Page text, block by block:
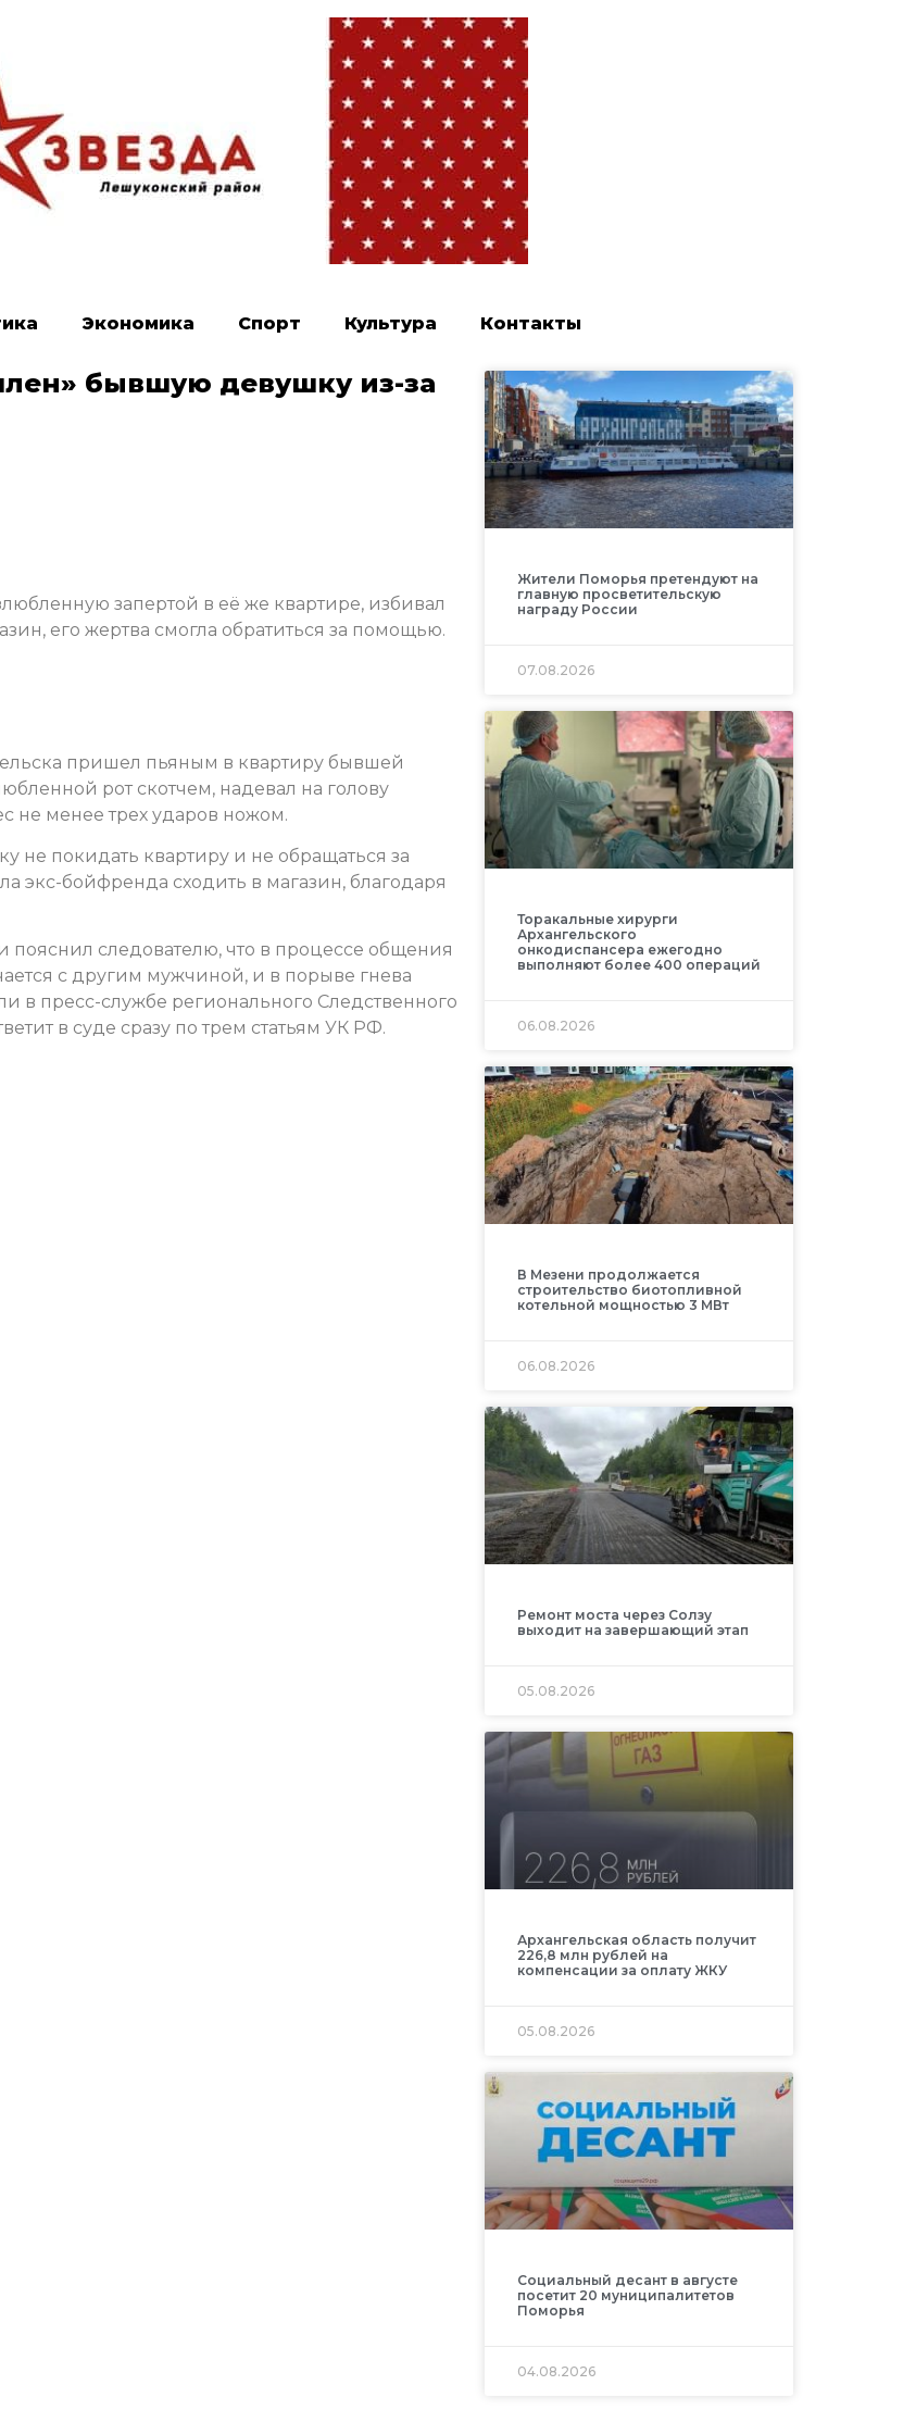
Экономика Спорт Культура Контакты
бывшую девушку из-за
запертой в её же квартире, избивал
его жертва смогла обратиться за помощью.
пришел пьяным в квартиру бывшей
рот скотчем, надевал на голову
не менее трех ударов ножом.
не покидать квартиру и не обращаться за
экс-бойфренда сходить в магазин, благодаря
следователю, что в процессе общения
с другим мужчиной, и в порыве гнева
в пресс-службе регионального Следственного
в суде сразу по трем статьям УК РФ.
Жители Поморья претендуют на
главную просветительскую
награду России
07.08.2026
Торакальные хирурги
Архангельского
онкодиспансера ежегодно
выполняют более 400 операций
06.08.2026
В Мезени продолжается
строительство биотопливной
котельной мощностью 3 МВт
06.08.2026
Ремонт моста через Солзу
выходит на завершающий этап
05.08.2026
Архангельская область получит
226,8 млн рублей на
компенсации за оплату ЖКУ
05.08.2026
Социальный десант в августе
посетит 20 муниципалитетов
Поморья
04.08.2026